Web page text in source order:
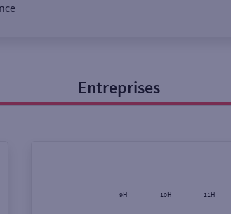
EntrepriseEntreprises
9H 10H 11H